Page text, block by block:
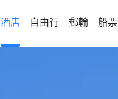
酒店 自由行 郵輪 船票